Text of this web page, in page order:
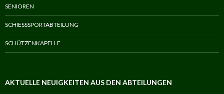
SENIOREN
SCHIESSSPORTABTEILUNG
SCHÜTZENKAPELLE
AKTUELLE NEUIGKEITEN AUS DEN ABTEILUNGEN